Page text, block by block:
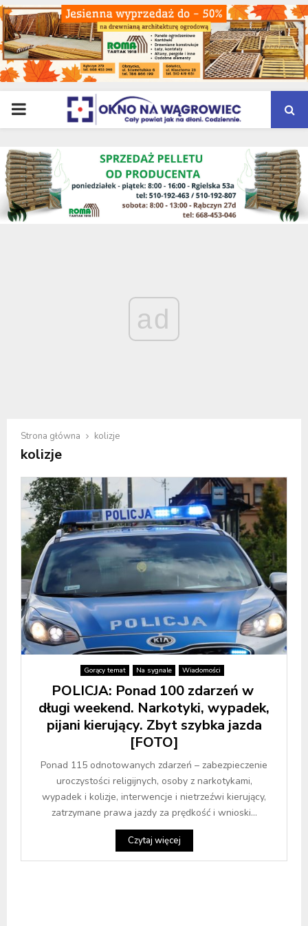
PRIMARY
MENU
ad
Strona główna kolizje
kolizje
Gorący temat Na sygnale Wiadomości
POLICJA: Ponad 100 zdarzeń w
długi weekend. Narkotyki, wypadek,
pijani kierujący. Zbyt szybka jazda
[FOTO]
Ponad 115 odnotowanych zdarzeń – zabezpieczenie
uroczystości religijnych, osoby z narkotykami,
wypadek i kolizje, interwencje i nietrzeźwi kierujący,
zatrzymane prawa jazdy za prędkość i wnioski...
Czytaj więcej